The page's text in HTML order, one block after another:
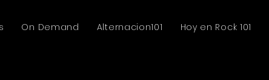
On Demand Alternacion101 Hoy en Rock 101